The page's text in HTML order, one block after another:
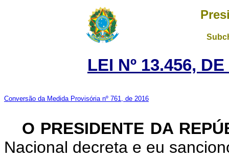
LEI Nº 13.456,
Conversão da Medida Provisória nº 761, de 2016
O PRESIDENTE DA
Nacional decreta e eu